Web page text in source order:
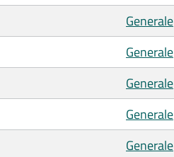
Generale
Generale
Generale
Generale
Generale